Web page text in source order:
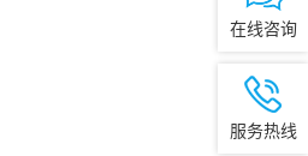
在线咨询
服务热线